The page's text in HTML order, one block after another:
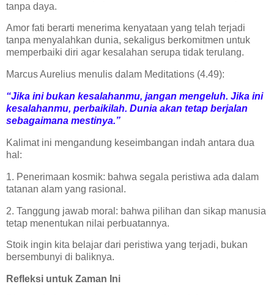
tanpa daya.
Amor fati berarti menerima kenyataan yang telah terjadi
tanpa menyalahkan dunia, sekaligus berkomitmen untuk
memperbaiki diri agar kesalahan serupa tidak terulang.
Marcus Aurelius menulis dalam Meditations (4.49):
“Jika ini bukan kesalahanmu, jangan mengeluh. Jika ini
kesalahanmu, perbaikilah. Dunia akan tetap berjalan
sebagaimana mestinya.”
Kalimat ini mengandung keseimbangan indah antara dua
hal:
1. Penerimaan kosmik: bahwa segala peristiwa ada dalam
tatanan alam yang rasional.
2. Tanggung jawab moral: bahwa pilihan dan sikap manusia
tetap menentukan nilai perbuatannya.
Stoik ingin kita belajar dari peristiwa yang terjadi, bukan
bersembunyi di baliknya.
Refleksi untuk Zaman Ini